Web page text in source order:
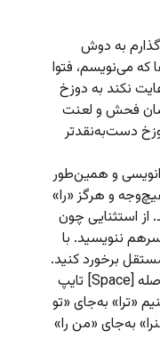
به دوش
می‌نویسم، فتوا
نکند به دوزخ
فحش و لعنت
دست‌به‌نقدتر
و همین‌طور
و هرگز «را»
از استثنایی چون
ننویسید. با
برخورد کنید.
نه آن را بچسبانید و نه آن را بدون فاصله [Space] تایپ
«ترا» به‌جای «تو
به‌جای «من را»